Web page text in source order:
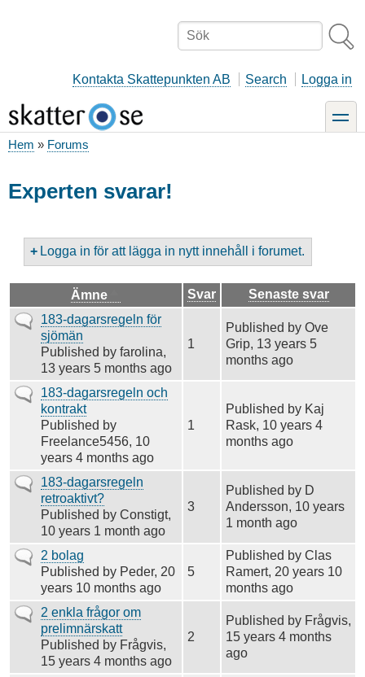
Sök
Kontakta Skattepunkten AB Search Logga in
toggle
Hem Forums
Experten svarar!
Logga in för att lägga in nytt innehåll i forumet.
Ämne
fallande
Svar
Senaste svar
Vanligt
ämne
183-dagarsregeln för
sjömän
Published by farolina,
13 years 5 months ago
1
Published by Ove
Grip, 13 years 5
months ago
Vanligt
ämne
183-dagarsregeln och
kontrakt
Published by
Freelance5456, 10
years 4 months ago
1
Published by Kaj
Rask, 10 years 4
months ago
Vanligt
ämne
183-dagarsregeln
retroaktivt?
Published by Constigt,
10 years 1 month ago
3
Published by D
Andersson, 10 years
1 month ago
Vanligt
ämne
2 bolag
Published by Peder, 20
years 10 months ago
5
Published by Clas
Ramert, 20 years 10
months ago
Vanligt
ämne
2 enkla frågor om
prelimnärskatt
Published by Frågvis,
15 years 4 months ago
2
Published by Frågvis,
15 years 4 months
ago